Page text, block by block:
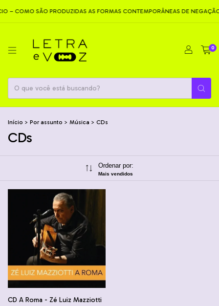
– COMO SÃO PRODUZIDAS AS FORMAS CONTEMPORÂNEAS DE NEGAÇÃO
0
Início > Por assunto > Música > CDs
CDs
Ordenar por:
Mais vendidos
CD A Roma - Zé Luiz Mazziotti